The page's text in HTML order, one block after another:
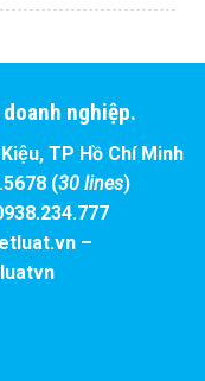
nghiệp.
TP Hồ Chí Minh
(30 lines)
–